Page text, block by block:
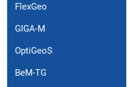
FlexGeo
GIGA-M
OptiGeoS
BeM-TG